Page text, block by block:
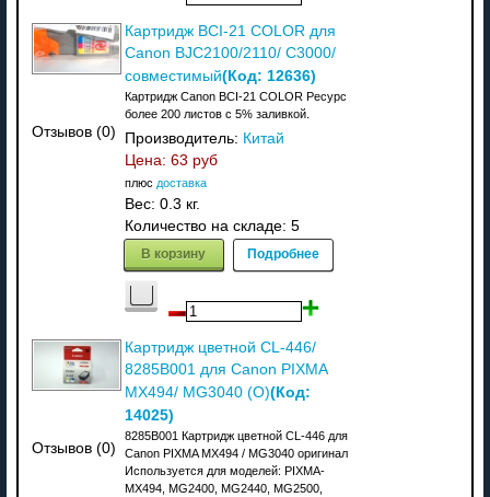
Отзывов (0)
Картридж BCI-21 COLOR для
Canon BJC2100/2110/ C3000/
совместимый(Код: 12636)
Картридж Canon BCI-21 COLOR Ресурс
более 200 листов с 5% заливкой.
Производитель: Китай
Цена: 63 руб
плюс доставка
Вес: 0.3 кг.
Количество на складе: 5
В корзину Подробнее
Отзывов (0)
Картридж цветной CL-446/
8285B001 для Canon PIXMA
MX494/ MG3040 (O)(Код:
14025)
8285B001 Картридж цветной CL-446 для
Canon PIXMA MX494 / MG3040 оригинал
Используется для моделей: PIXMA-
MX494, MG2400, MG2440, MG2500,